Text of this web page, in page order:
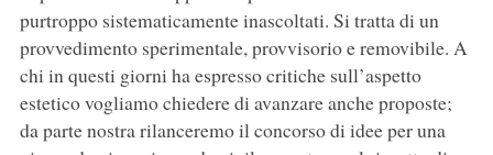
purtroppo sistematicamente inascoltati. Si tratta di un
provvedimento sperimentale, provvisorio e removibile. A
chi in questi giorni ha espresso critiche sull’aspetto
estetico vogliamo chiedere di avanzare anche proposte;
da parte nostra rilanceremo il concorso di idee per una